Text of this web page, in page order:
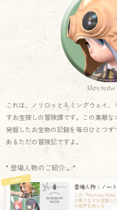
Norirow
これは、ノリロゥとネミングウェイ
すお宝探しの冒険譚です。この素敵な
発掘したお宝物の記録を毎日ひとつず
あるただの冒険記ですよ。
* 登場人物のご紹介.｡.:*
登場人物：ノー
この『Norirow Note
が織りなすお宝探し
の世界を旅しな